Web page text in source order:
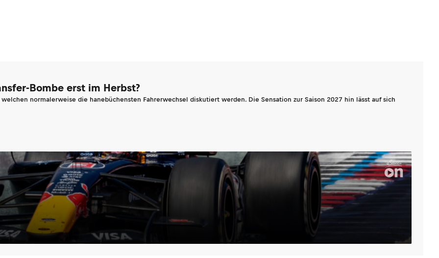
Bombe erst im Herbst?
normalerweise die hanebüchensten Fahrerwechsel diskutiert werden. Die Sensation zur Saison 2027 hin lässt auf sich